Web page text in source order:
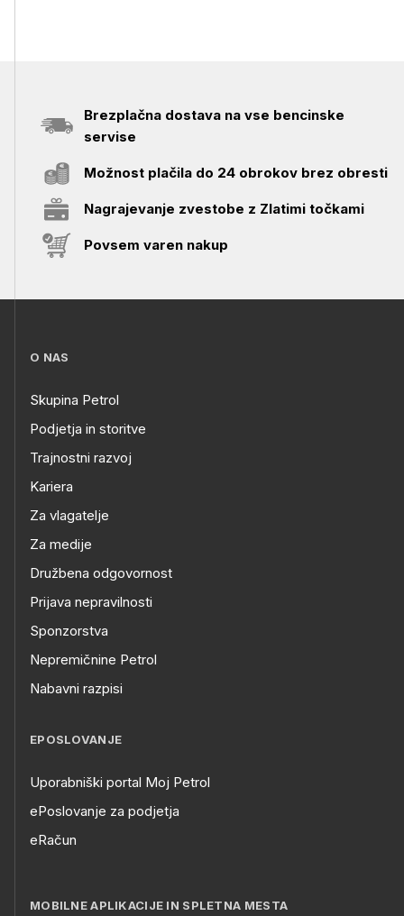
Brezplačna dostava na vse bencinske
servise
Možnost plačila do 24 obrokov brez obresti
Nagrajevanje zvestobe z Zlatimi točkami
Povsem varen nakup
O NAS
Skupina Petrol
Podjetja in storitve
Trajnostni razvoj
Kariera
Za vlagatelje
Za medije
Družbena odgovornost
Prijava nepravilnosti
Sponzorstva
Nepremičnine Petrol
Nabavni razpisi
EPOSLOVANJE
Uporabniški portal Moj Petrol
ePoslovanje za podjetja
eRačun
MOBILNE APLIKACIJE IN SPLETNA MESTA